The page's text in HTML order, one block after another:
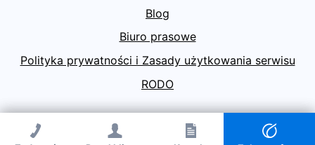
Blog
Biuro prasowe
Polityka prywatności i Zasady użytkowania serwisu
RODO
© Agencja PR Commplace 2026